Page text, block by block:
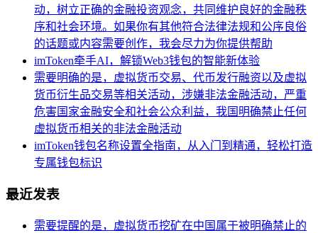
动，树立正确的金融投资观念，共同维护良好的金融秩
序和社会环境。如果你有其他符合法律法规和公序良俗
的话题或内容需要创作，我会尽力为你提供帮助
imToken牵手AI，解锁Web3钱包的智能新体验
需要明确的是，虚拟货币交易、代币发行融资以及虚拟
货币衍生品交易等相关活动，涉嫌非法金融活动，严重
危害国家金融安全和社会公众利益，我国明确禁止任何
虚拟货币相关的非法金融活动
imToken钱包名称设置全指南，从入门到精通，轻松打造
专属钱包标识
最近发表
需要提醒的是，虚拟货币挖矿在中国属于被明确禁止的